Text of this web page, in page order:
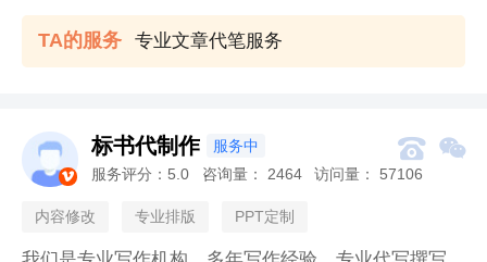
的文案策划服务吧！我们是一支专业的文案策划团
队，拥有丰富的经验和创意。我们深入了解您的产品
或服务，并根据您的需求和目标客户群体，量身定制
牌和目标客户，为您量身定制独特而引人注目的广告
创意。2. 文字撰写：我们拥有一支专业的撰稿团队，
能够撰写出精准、有力、富有感染力的广告文案。
TA的服务 专业文章代笔服务

标书代制作 服务中  
服务评分： 5.0 咨询量： 2464 访问量： 57106
内容修改 专业排版 PPT定制